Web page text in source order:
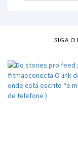
SIGA O